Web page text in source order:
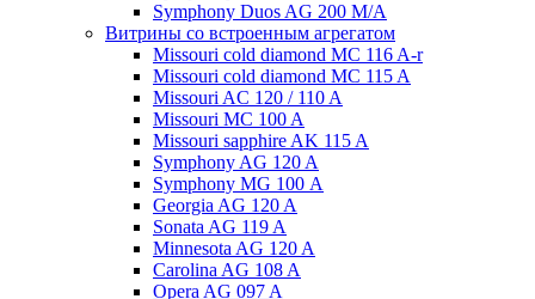
Symphony Duos AG 200 M/A
Витрины со встроенным агрегатом
Missouri cold diamond MC 116 A-r
Missouri cold diamond MC 115 A
Missouri AC 120 / 110 A
Missouri MC 100 A
Missouri sapphire AK 115 A
Symphony AG 120 A
Symphony MG 100 А
Georgia AG 120 A
Sonata AG 119 A
Minnesota AG 120 A
Carolina AG 108 A
Opera AG 097 A